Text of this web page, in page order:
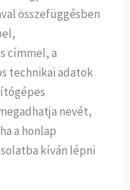
összefüggésben
címmel, a
technikai adatok
nevét,
a honlap
kíván lépni